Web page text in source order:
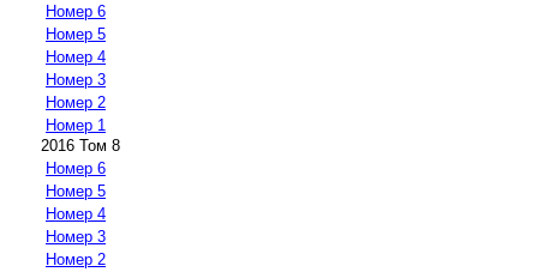
Номер 6
Номер 5
Номер 4
Номер 3
Номер 2
Номер 1
2016 Том 8
Номер 6
Номер 5
Номер 4
Номер 3
Номер 2